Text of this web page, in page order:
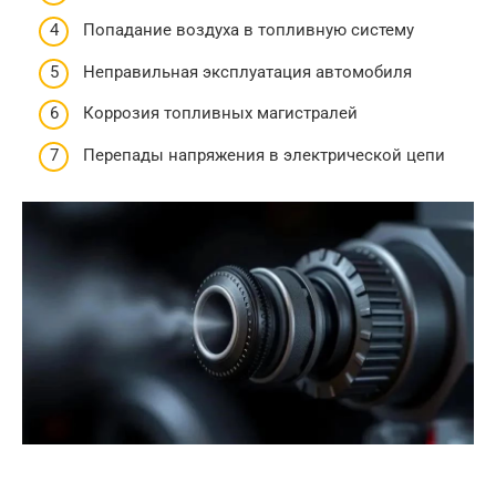
Попадание воздуха в топливную систему
Неправильная эксплуатация автомобиля
Коррозия топливных магистралей
Перепады напряжения в электрической цепи